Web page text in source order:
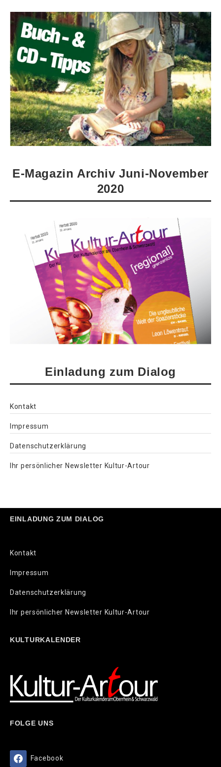
E-Magazin Archiv Juni-November
2020
Einladung zum Dialog
Kontakt
Impressum
Datenschutzerklärung
Ihr persönlicher Newsletter Kultur-Artour
EINLADUNG ZUM DIALOG
Kontakt
Impressum
Datenschutzerklärung
Ihr persönlicher Newsletter Kultur-Artour
KULTURKALENDER
FOLGE UNS
Facebook